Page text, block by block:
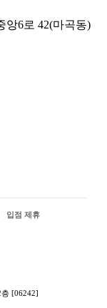
앙6로 42(마곡동)
입점 제휴
[06242]